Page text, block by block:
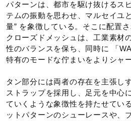
材料：
アッパー本体裏地のテキスタイル
素材を使用。
インソール表面のテキスタイルに
材を使用。
Pebax Rnew
を使用した植物由来
発売シーズン
パターンは、都市を駆け抜けるス
テムの振動を思わせ、マルセイユ
量” を象徴している。そこに配置
クローズドメッシュは、工業素材
性のバランスを保ち、同時に 「
特有のモードな佇まいをよりシャ
タン部分には両者の存在を主張し
ストラップを採用し、足元を中心
ていくような象徴性を持たせてい
ットパターンのシューレースや、